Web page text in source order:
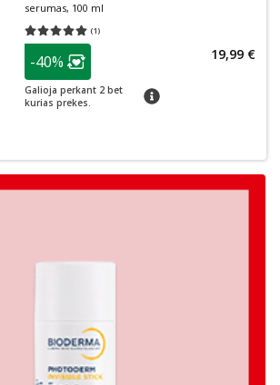
serumas, 100 ml
(1)
Vidutinis įvertinimas 5.00
patarimas
Lojalumo klubo narių nuolaida
-40%
Galioja perkant 2 bet
kurias prekes.
patarimas
19,99 €